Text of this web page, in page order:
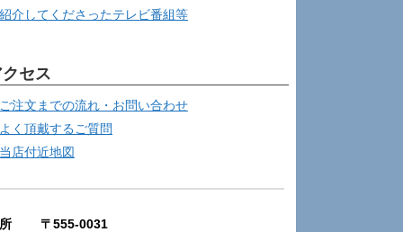
紹介してくださったテレビ番組等
セス
ご注文までの流れ・お問い合わせ
よく頂戴するご質問
当店付近地図
所 〒555-0031